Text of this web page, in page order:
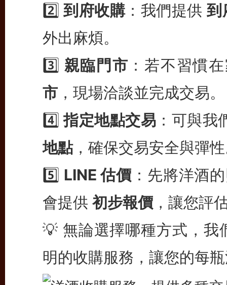
2️⃣到府收購：我們提供到
外出麻煩。
3️⃣ 親臨門市 ：若不習慣
市，現場洽談並完成交易。
4️⃣指定地點交易 ：可與
地點，確保交易安全與彈
5️⃣ LINE 估價 ：先將洋酒
會提供初步報價，讓您評
💡 無論選擇哪種方式，我
明的收購服務，讓您的每